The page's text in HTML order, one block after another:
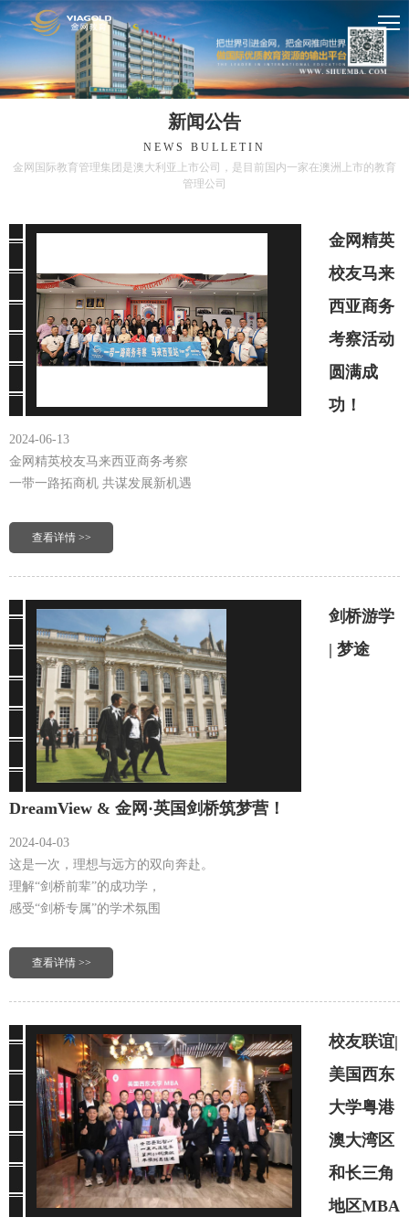
新闻公告
NEWS BULLETIN
金网国际教育管理集团是澳大利亚上市公司，是目前国内一家在澳洲上市的教育
管理公司
金网精英
校友马来
西亚商务
考察活动
圆满成
功！
2024-06-13
金网精英校友马来西亚商务考察
一带一路拓商机 共谋发展新机遇
查看详情 >>
剑桥游学
| 梦途
DreamView & 金网·英国剑桥筑梦营！
2024-04-03
这是一次，理想与远方的双向奔赴。
理解“剑桥前辈”的成功学，
感受“剑桥专属”的学术氛围
查看详情 >>
校友联谊|
美国西东
大学粤港
澳大湾区
和长三角
地区MBA